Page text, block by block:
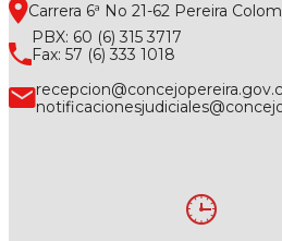
Carrera 6ª No 21-62 Pereira
PBX: 60 (6) 315 3717
Fax: 57 (6) 333 1018